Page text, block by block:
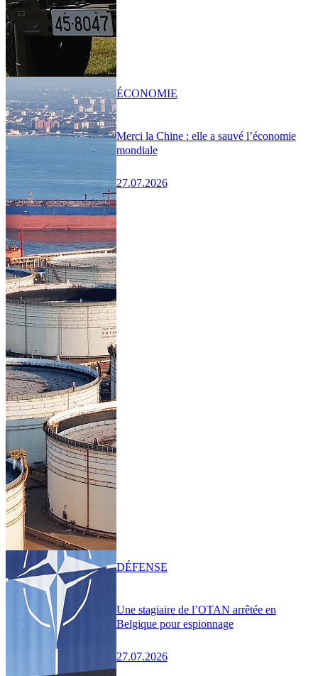
Merci la Chine : elle a sauvé l’économie
mondiale
27.07.2026
ÉCONOMIE
Une stagiaire de l’OTAN arrêtée en
Belgique pour espionnage
27.07.2026
DÉFENSE